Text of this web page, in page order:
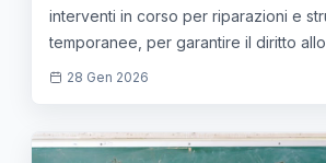
interventi in corso per riparazioni e
temporanee, per garantire il diritto
28 Gen 2026